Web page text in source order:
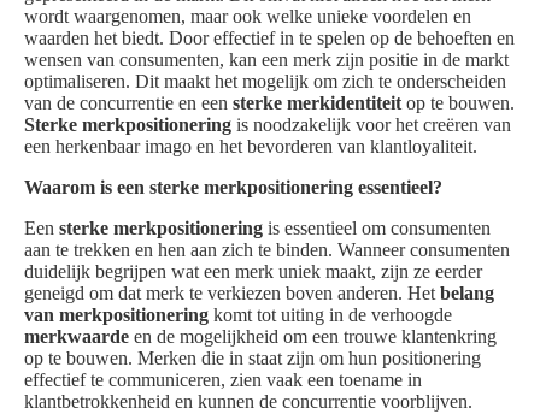
wordt waargenomen, maar ook welke unieke voordelen en
waarden het biedt. Door effectief in te spelen op de behoeften en
wensen van consumenten, kan een merk zijn positie in de markt
optimaliseren. Dit maakt het mogelijk om zich te onderscheiden
van de concurrentie en een sterke merkidentiteit op te bouwen.
Sterke merkpositionering is noodzakelijk voor het creëren van
een herkenbaar imago en het bevorderen van klantloyaliteit.
Waarom is een sterke merkpositionering essentieel?
Een sterke merkpositionering is essentieel om consumenten
aan te trekken en hen aan zich te binden. Wanneer consumenten
duidelijk begrijpen wat een merk uniek maakt, zijn ze eerder
geneigd om dat merk te verkiezen boven anderen. Het belang
van merkpositionering komt tot uiting in de verhoogde
merkwaarde en de mogelijkheid om een trouwe klantenkring
op te bouwen. Merken die in staat zijn om hun positionering
effectief te communiceren, zien vaak een toename in
klantbetrokkenheid en kunnen de concurrentie voorblijven.